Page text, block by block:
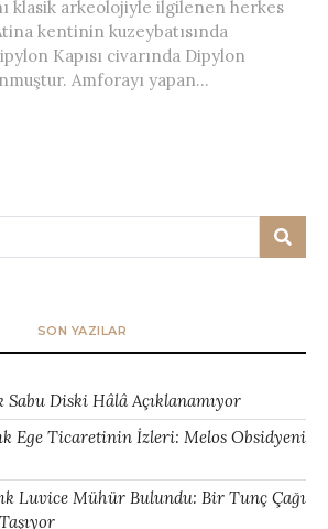
klasik arkeolojiyle ilgilenen herkes
kentinin kuzeybatısında
Kapısı civarında Dipylon
Amforayı yapan...
SON YAZILAR
Sabu Diski Hâlâ Açıklanamıyor
Ege Ticaretinin İzleri: Melos Obsidyeni
Luvice Mühür Bulundu: Bir Tunç Çağı